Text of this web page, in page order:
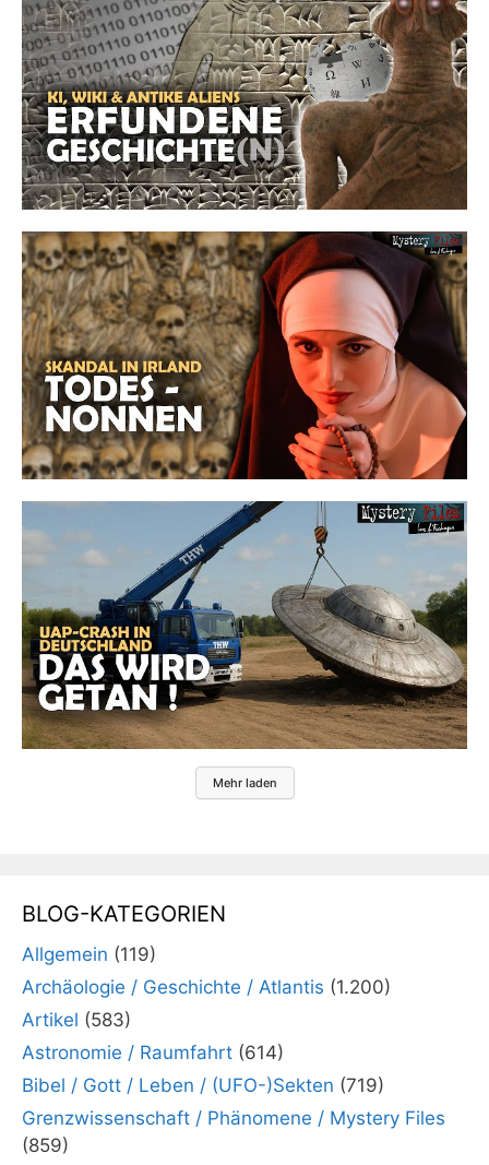
Mehr laden
BLOG-KATEGORIEN
Allgemein (119)
Archäologie / Geschichte / Atlantis (1.200)
Artikel (583)
Astronomie / Raumfahrt (614)
Bibel / Gott / Leben / (UFO-)Sekten (719)
Grenzwissenschaft / Phänomene / Mystery Files
(859)